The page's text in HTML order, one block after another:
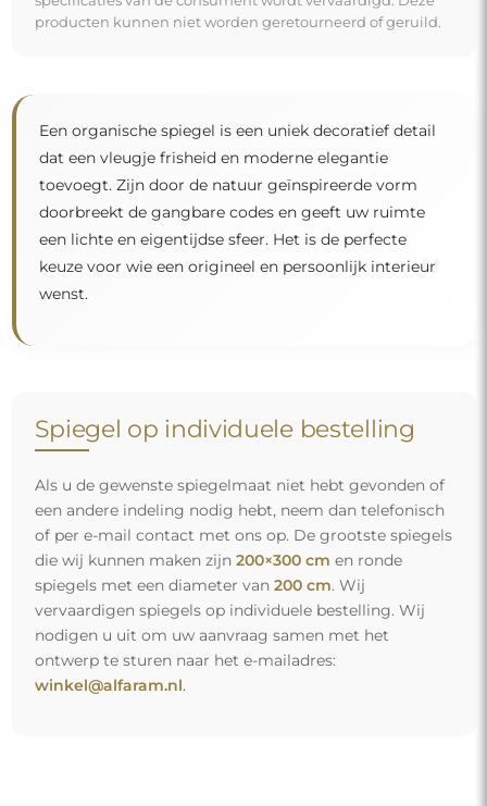
producten kunnen niet worden geretourneerd of geruild.
Een organische spiegel is een uniek decoratief detail
dat een vleugje frisheid en moderne elegantie
toevoegt. Zijn door de natuur geïnspireerde vorm
doorbreekt de gangbare codes en geeft uw ruimte
een lichte en eigentijdse sfeer. Het is de perfecte
keuze voor wie een origineel en persoonlijk interieur
wenst.
"
Spiegel op individuele bestelling
Als u de gewenste spiegelmaat niet hebt gevonden of
een andere indeling nodig hebt, neem dan telefonisch
of per e-mail contact met ons op. De grootste spiegels
die wij kunnen maken zijn 200×300 cm en ronde
spiegels met een diameter van 200 cm. Wij
vervaardigen spiegels op individuele bestelling. Wij
nodigen u uit om uw aanvraag samen met het
ontwerp te sturen naar het e-mailadres:
winkel@alfaram.nl.